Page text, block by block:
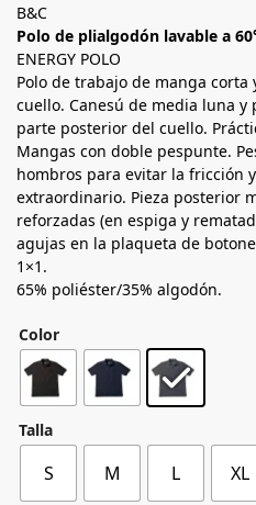
B&C
Polo de plialgodón lavable a
ENERGY POLO
Polo de trabajo de manga
cuello. Canesú de media luna
parte posterior del cuello.
Mangas con doble pespunte.
hombros para evitar la fricción
extraordinario. Pieza posterior
reforzadas (en espiga y
agujas en la plaqueta de
1×1.
65% poliéster/35% algodón.
Color
Talla
S M L XL